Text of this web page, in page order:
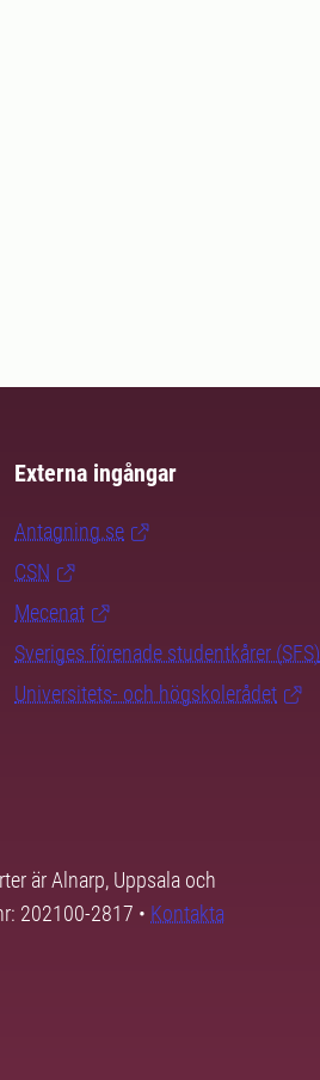
Externa ingångar
Antagning.se
CSN
Mecenat
Sveriges förenade studentkårer (SFS)
Universitets- och högskolerådet
är Alnarp, Uppsala och
202100-2817 • Kontakta